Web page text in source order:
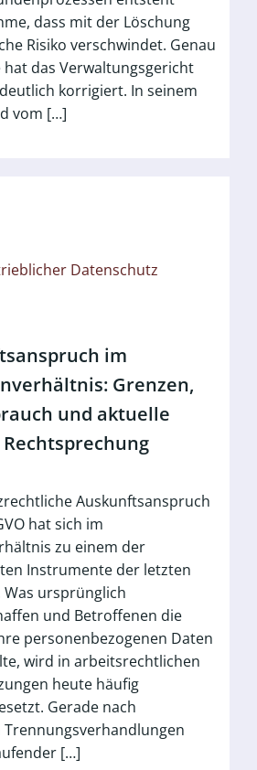
dass mit der Löschung
Risiko verschwindet. Genau
hat das Verwaltungsgericht
korrigiert. In seinem
vom […]
Datenschutz
im
Grenzen,
und aktuelle
Auskunftsanspruch
hat sich im
zu einem der
Instrumente der letzten
Was ursprünglich
und Betroffenen die
personenbezogenen Daten
wird in arbeitsrechtlichen
heute häufig
Gerade nach
Trennungsverhandlungen
[…]